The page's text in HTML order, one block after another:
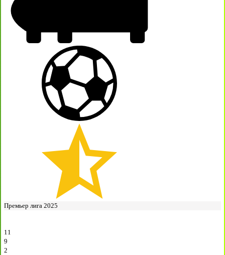
Премьер лига 2025
11
9
2